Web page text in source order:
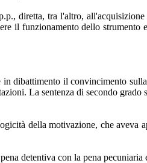
diretta, tra l'altro,
il funzionamento dello strumento
dibattimento il convincimento
La sentenza di secondo grado
della motivazione, che aveva
detentiva con la pena